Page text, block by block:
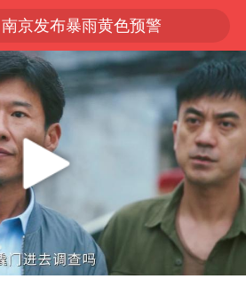
南京发布暴雨黄色预警
上海：5号线16号线浦江线全线停运
上半年我国经营主体结构持续优化
上海有出现龙卷潜势
上海全域长途客运班次全部停运
今日15时起福州地铁高架区段停运
白海豚逼近浙闽沿海
1枚就能让航母瘫痪 轰-6J实力有多强
03:18